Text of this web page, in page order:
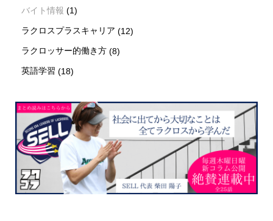
バイト情報 (1)
ラクロスプラスキャリア (12)
ラクロッサー的働き方 (8)
英語学習 (18)